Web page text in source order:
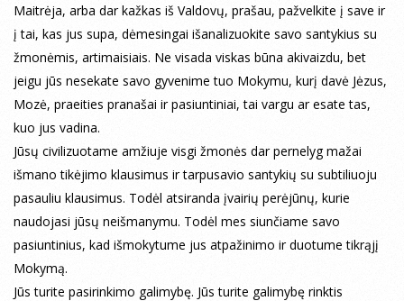
Maitrėja, arba dar kažkas iš Valdovų, prašau, pažvelkite į save ir
į tai, kas jus supa, dėmesingai išanalizuokite savo santykius su
žmonėmis, artimaisiais. Ne visada viskas būna akivaizdu, bet
jeigu jūs nesekate savo gyvenime tuo Mokymu, kurį davė Jėzus,
Mozė, praeities pranašai ir pasiuntiniai, tai vargu ar esate tas,
kuo jus vadina.
Jūsų civilizuotame amžiuje visgi žmonės dar pernelyg mažai
išmano tikėjimo klausimus ir tarpusavio santykių su subtiliuoju
pasauliu klausimus. Todėl atsiranda įvairių perėjūnų, kurie
naudojasi jūsų neišmanymu. Todėl mes siunčiame savo
pasiuntinius, kad išmokytume jus atpažinimo ir duotume tikrąjį
Mokymą.
Jūs turite pasirinkimo galimybę. Jūs turite galimybę rinktis